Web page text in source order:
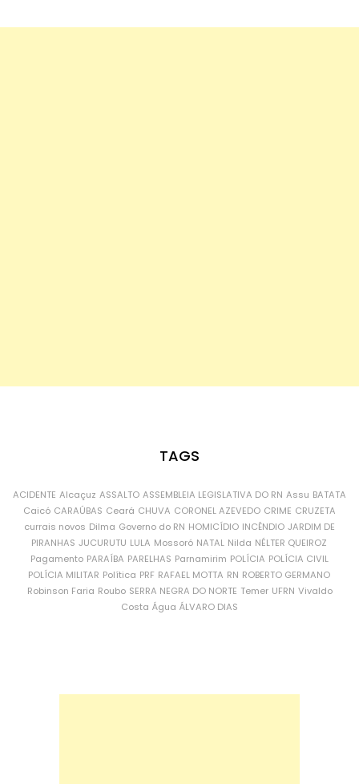
TAGS
ACIDENTE Alcaçuz ASSALTO ASSEMBLEIA LEGISLATIVA DO RN Assu BATATA
Caicó CARAÚBAS Ceará CHUVA CORONEL AZEVEDO CRIME CRUZETA
currais novos Dilma Governo do RN HOMICÍDIO INCÊNDIO JARDIM DE
PIRANHAS JUCURUTU LULA Mossoró NATAL Nilda NÉLTER QUEIROZ
Pagamento PARAÍBA PARELHAS Parnamirim POLÍCIA POLÍCIA CIVIL
POLÍCIA MILITAR Política PRF RAFAEL MOTTA RN ROBERTO GERMANO
Robinson Faria Roubo SERRA NEGRA DO NORTE Temer UFRN Vivaldo
Costa Água ÁLVARO DIAS